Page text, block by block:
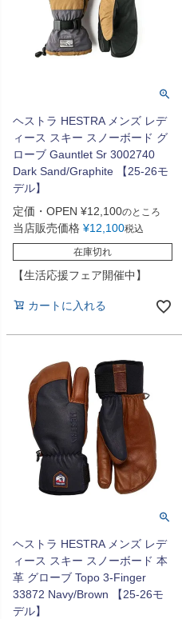
ヘストラ HESTRA メンズ レデ
ィース スキー スノーボード グ
ローブ Gauntlet Sr 3002740
Dark Sand/Graphite 【25-26モ
デル】
定価・OPEN ¥12,100のところ
当店販売価格 ¥12,100税込
在庫切れ
【生活応援フェア開催中】
カートに入れる
ヘストラ HESTRA メンズ レデ
ィース スキー スノーボード 本
革 グローブ Topo 3-Finger
33872 Navy/Brown 【25-26モ
デル】